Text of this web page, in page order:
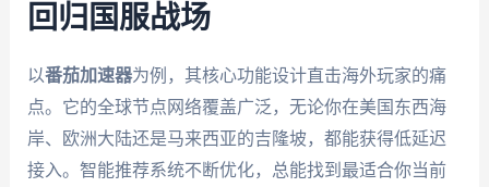
回归国服战场
以番茄加速器为例，其核心功能设计直击海外玩家的痛
点。它的全球节点网络覆盖广泛，无论你在美国东西海
岸、欧洲大陆还是马来西亚的吉隆坡，都能获得低延迟
接入。智能推荐系统不断优化，总能找到最适合你当前